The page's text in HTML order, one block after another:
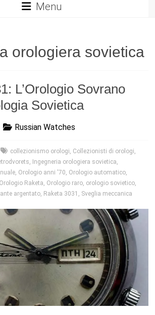
Menu
orologiera sovietica
L’Orologio Sovrano
Sovietica
Russian Watches
collezionismo orologi, Collezionisti di orologi,
, Ingegneria orologiera sovietica,
, Orologio anni '70, Orologio automatico,
Orologio Raketa, Orologio raro, orologio sovietico,
argentato, Raketa 3031 , Sveglia meccanica